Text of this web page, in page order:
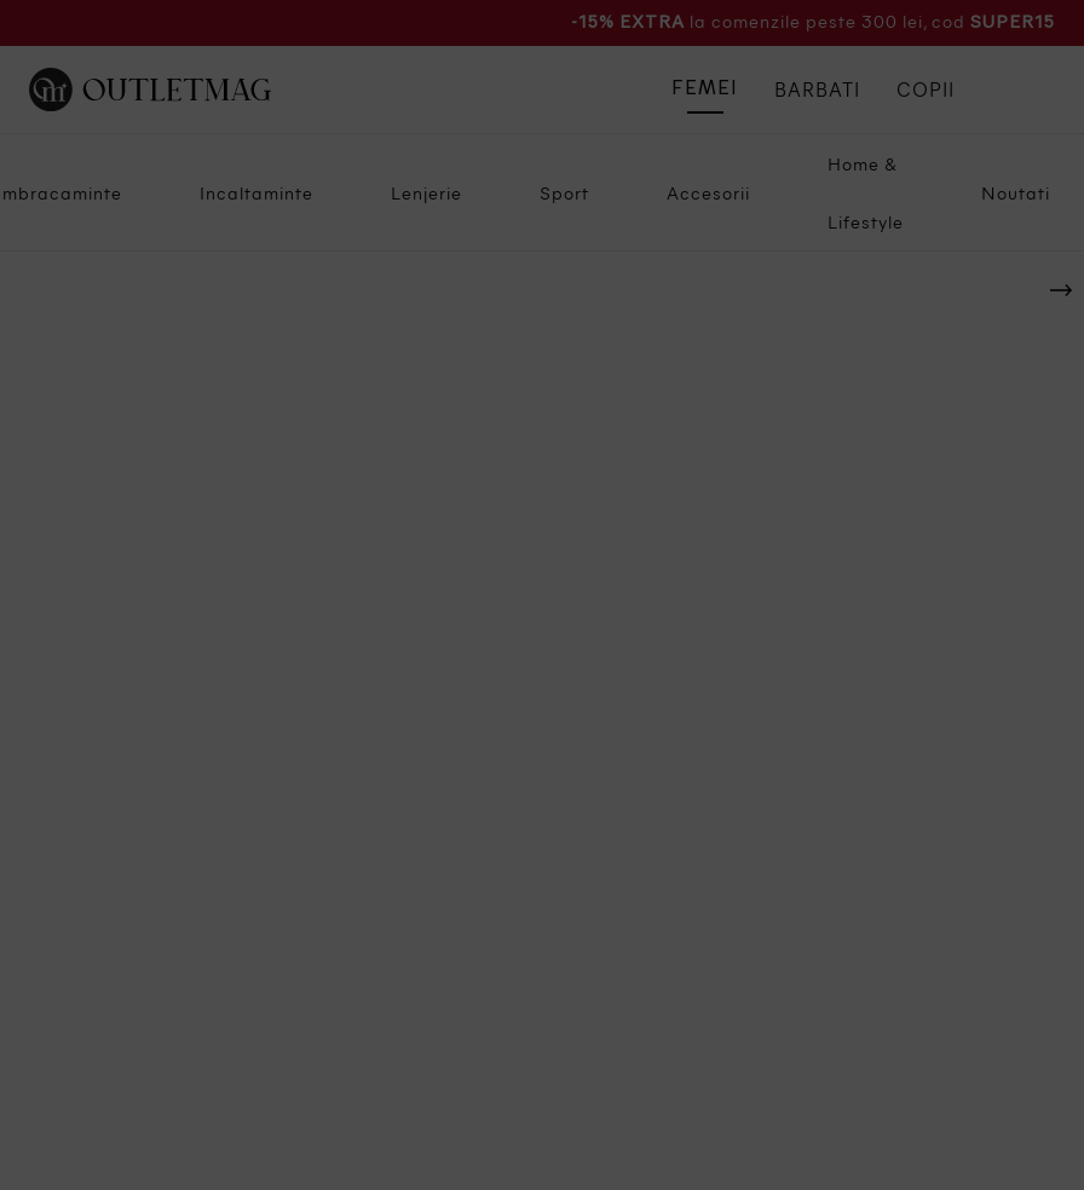
-15% EXTRA la comenzile peste 300 lei, cod SUPER15
Incaltaminte Lenjerie Sport Accesorii
Home &
Lifestyle
Noutati
FEMEI BARBATI COPII